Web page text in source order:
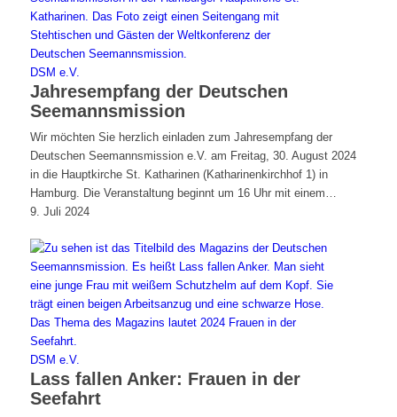
DSM e.V.
Jahresempfang der Deutschen
Seemannsmission
Wir möchten Sie herzlich einladen zum Jahresempfang der
Deutschen Seemannsmission e.V. am Freitag, 30. August 2024
in die Hauptkirche St. Katharinen (Katharinenkirchhof 1) in
Hamburg. Die Veranstaltung beginnt um 16 Uhr mit einem…
9. Juli 2024
DSM e.V.
Lass fallen Anker: Frauen in der
Seefahrt